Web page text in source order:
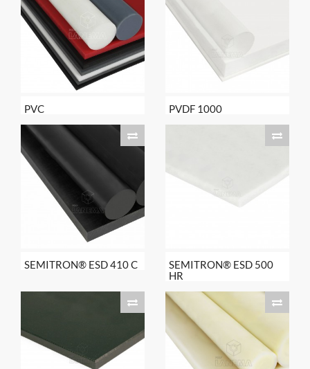
PVC PVDF 1000
SEMITRON® ESD 410 C
SEMITRON® ESD 500
HR